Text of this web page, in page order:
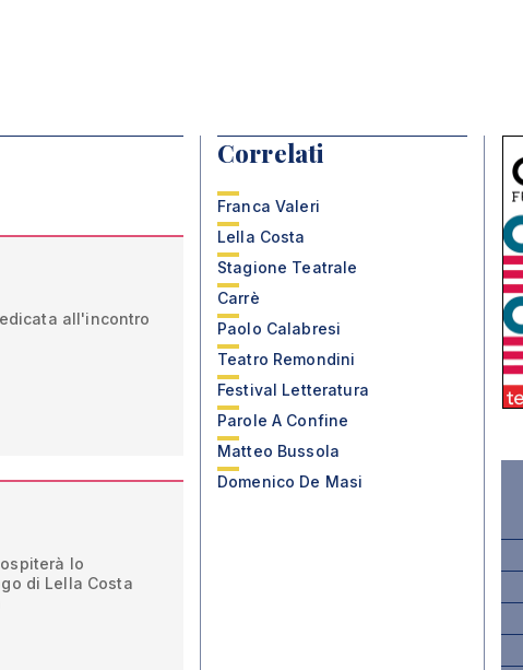
all'incontro
lo
di Lella Costa
Correlati
Franca Valeri
Lella Costa
Stagione Teatrale
Carrè
Paolo Calabresi
Teatro Remondini
Festival Letteratura
Parole A Confine
Matteo Bussola
Domenico De Masi